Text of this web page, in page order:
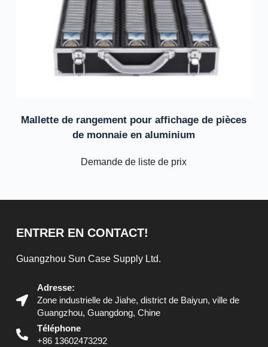
Mallette de rangement pour affichage de pièces
de monnaie en aluminium
Demande de liste de prix
ENTRER EN CONTACT!
Guangzhou Sun Case Supply Ltd.
Adresse:
Zone industrielle de Jiahe, district de Baiyun, ville de
Guangzhou, Guangdong, Chine
Téléphone
+86 13602473292